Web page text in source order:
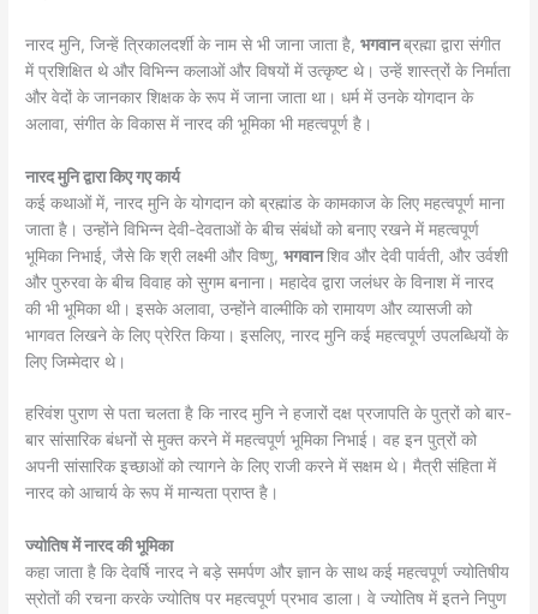
नारद मुनि, जिन्हें त्रिकालदर्शी के नाम से भी जाना जाता है,भगवानब्रह्मा द्वारा संगीत
में प्रशिक्षित थे और विभिन्न कलाओं और विषयों में उत्कृष्ट थे। उन्हें शास्त्रों के निर्माता
और वेदों के जानकार शिक्षक के रूप में जाना जाता था। धर्म में उनके योगदान के
अलावा, संगीत के विकास में नारद की भूमिका भी महत्वपूर्ण है।
नारद मुनि द्वारा किए गए कार्य
कई कथाओं में, नारद मुनि के योगदान को ब्रह्मांड के कामकाज के लिए महत्वपूर्ण माना
जाता है। उन्होंने विभिन्न देवी-देवताओं के बीच संबंधों को बनाए रखने में महत्वपूर्ण
भूमिका निभाई, जैसे कि श्री लक्ष्मी और विष्णु,भगवानशिव और देवी पार्वती, और उर्वशी
और पुरुरवा के बीच विवाह को सुगम बनाना। महादेव द्वारा जलंधर के विनाश में नारद
की भी भूमिका थी। इसके अलावा, उन्होंने वाल्मीकि को रामायण और व्यासजी को
भागवत लिखने के लिए प्रेरित किया। इसलिए, नारद मुनि कई महत्वपूर्ण उपलब्धियों के
लिए जिम्मेदार थे।
हरिवंश पुराण से पता चलता है कि नारद मुनि ने हजारों दक्ष प्रजापति के पुत्रों को बार-
बार सांसारिक बंधनों से मुक्त करने में महत्वपूर्ण भूमिका निभाई। वह इन पुत्रों को
अपनी सांसारिक इच्छाओं को त्यागने के लिए राजी करने में सक्षम थे। मैत्री संहिता में
नारद को आचार्य के रूप में मान्यता प्राप्त है।
ज्योतिष में नारद की भूमिका
कहा जाता है कि देवर्षि नारद ने बड़े समर्पण और ज्ञान के साथ कई महत्वपूर्ण ज्योतिषीय
स्रोतों की रचना करके ज्योतिष पर महत्वपूर्ण प्रभाव डाला। वे ज्योतिष में इतने निपुण